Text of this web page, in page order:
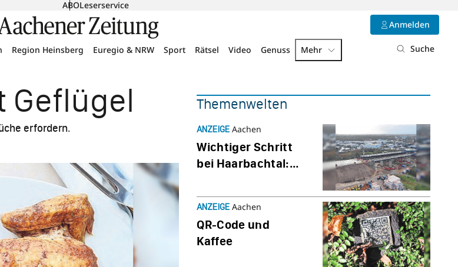
ABOLeserservice
Anmelden
Region Heinsberg Euregio & NRW Sport Rätsel Video Genuss Mehr Suche
Geflügel
erfordern.
Themenwelten
ANZEIGE Aachen
Wich­tiger Schritt
bei Haar­bachtal:
ele­ment erfolg­
reich einge­setzt
ANZEIGE Aachen
QR-Code und
Kaffee